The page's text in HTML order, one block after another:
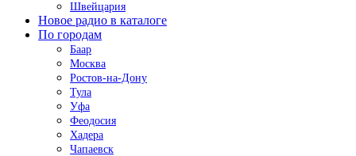
Швейцария
Новое радио в каталоге
По городам
Баар
Москва
Ростов-на-Дону
Тула
Уфа
Феодосия
Хадера
Чапаевск